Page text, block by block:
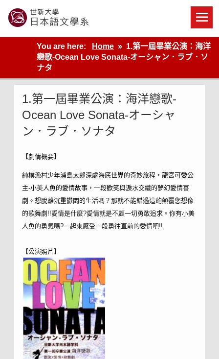
content
世新大學教學單位的網站
You are here:
Home
1.第一屆畢業公演：海洋
戀歌-Ocean Love Sonata-オーシャン．ラブ．ソ
ナタ
1.第一屆畢業公演：海洋戀歌-
Ocean Love Sonata-オーシャ
ン．ラブ．ソナタ
【劇情概要】
純樸漁村少年浦島太郎深處海底世界的奇妙旅程，龍宮可愛公
主-小美人魚的愛情故事，一段歡笑與淚水交織的夢幻愛情喜
劇。 想脫離沉重鬱悶的生活嗎？那就不能錯過這齣顛覆您想像
的歌舞劇!!愛情是什麼?愛情就是不顧一切勇敢追求。你有小美
人魚的勇氣嗎?一起來感受一段勇往直前的愛情吧!!
【公演照片】